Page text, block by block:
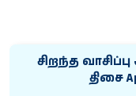
சிறந்த
திசை